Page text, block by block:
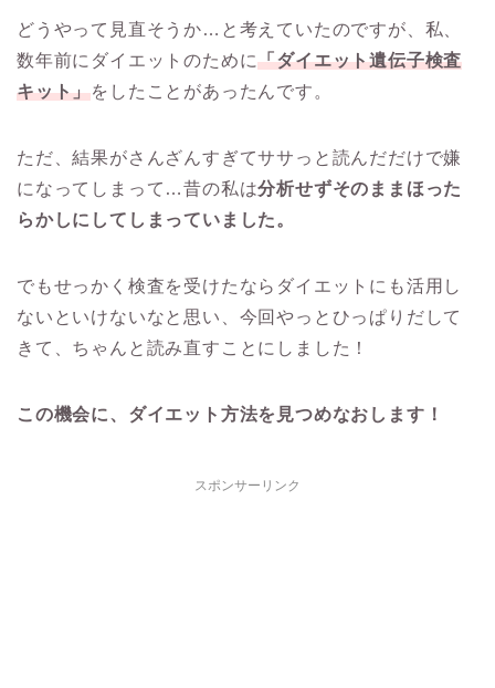
どうやって見直そうか…と考えていたのですが、私、
数年前にダイエットのために「ダイエット遺伝子検査
キット」をしたことがあったんです。
ただ、結果がさんざんすぎてササっと読んだだけで嫌
になってしまって…昔の私は分析せずそのままほった
らかしにしてしまっていました。
でもせっかく検査を受けたならダイエットにも活用し
ないといけないなと思い、今回やっとひっぱりだして
きて、ちゃんと読み直すことにしました！
この機会に、ダイエット方法を見つめなおします！
スポンサーリンク